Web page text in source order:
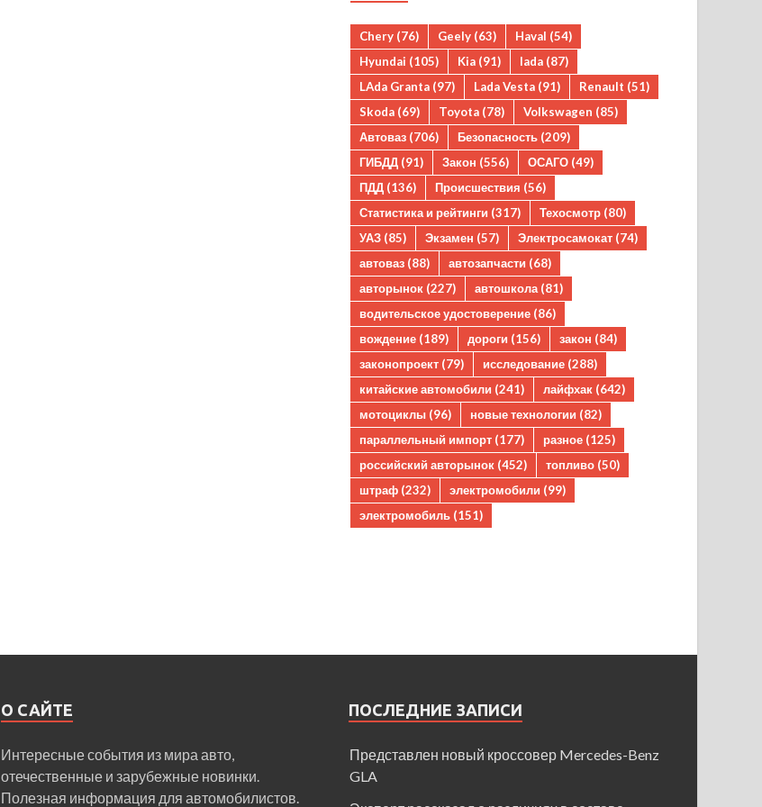
Chery (76) Geely (63) Haval (54)
Hyundai (105) Kia (91) lada (87)
LAda Granta (97) Lada Vesta (91) Renault (51)
Skoda (69) Toyota (78) Volkswagen (85)
Автоваз (706) Безопасность (209)
ГИБДД (91) Закон (556) ОСАГО (49)
ПДД (136) Происшествия (56)
Статистика и рейтинги (317) Техосмотр (80)
УАЗ (85) Экзамен (57) Электросамокат (74)
автоваз (88) автозапчасти (68)
авторынок (227) автошкола (81)
водительское удостоверение (86)
вождение (189) дороги (156) закон (84)
законопроект (79) исследование (288)
китайские автомобили (241) лайфхак (642)
мотоциклы (96) новые технологии (82)
параллельный импорт (177) разное (125)
российский авторынок (452) топливо (50)
штраф (232) электромобили (99)
электромобиль (151)
О САЙТЕ
Интересные события из мира авто,
отечественные и зарубежные новинки.
Полезная информация для автомобилистов.
ПОСЛЕДНИЕ ЗАПИСИ
Представлен новый кроссовер Mercedes-Benz
GLA